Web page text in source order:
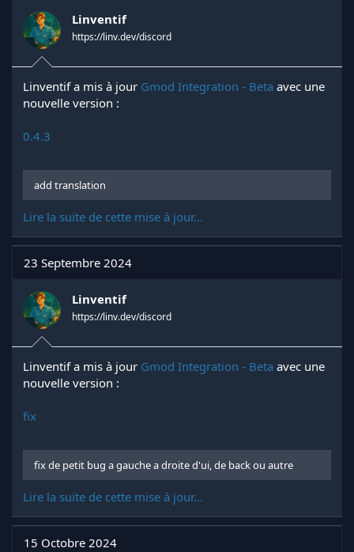
n
s
:
Linventif
https://linv.dev/discord
Linventif a mis à jour Gmod Integration - Beta avec une
nouvelle version :
0.4.3
add translation
Lire la suite de cette mise à jour...
23 Septembre 2024
Linventif
https://linv.dev/discord
Linventif a mis à jour Gmod Integration - Beta avec une
nouvelle version :
fix
fix de petit bug a gauche a droite d'ui, de back ou autre
Lire la suite de cette mise à jour...
15 Octobre 2024